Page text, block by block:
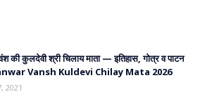
की कुलदेवी श्री चिलाय माता — इतिहास, गोत्र व पाटन
Vansh Kuldevi Chilay Mata 2026
2021